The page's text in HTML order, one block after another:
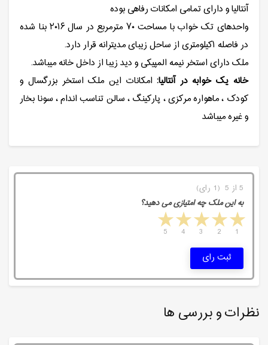
آنتالیا و دارای تمامی امکانات رفاهی بوده
واحدهای تک خواب با مساحت ۷۰ مترمربع در سال ۲۰۱۶ بنا شده
در فاصله ۱کیلومتری از ساحل زیبای مدیترانه قرار دارد.
ملک دارای استخر نیمه المپیکی و دید زیبا از داخل خانه میباشد.
خانه یک خوابه در آنتالیا:امکانات این ملک استخر بزرگسال و
کودک ، ماهواره مرکزی ، پارکینگ ، سالن تناسب اندام ، سونا بخار
و غیره میباشد
5 از 5 (1 رای)
به این ملک چه امتیازی می دهید؟
4 stars 3 stars 2 stars 1 star
5 4 3 2 1
ثبت رای
نظرات و بررسی ها